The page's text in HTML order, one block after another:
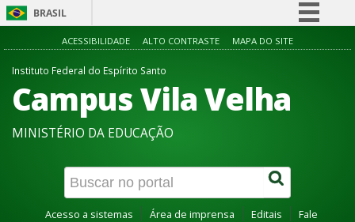
BRASIL
Simplifique!
Participe
Acesso à informação
Canais
ACESSIBILIDADE ALTO CONTRASTE MAPA DO SITE
Instituto Federal do Espírito Santo
Campus Vila Velha
MINISTÉRIO DA EDUCAÇÃO
Acesso a sistemas Área de imprensa Editais
Fale